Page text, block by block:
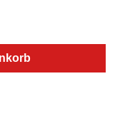
Wert ein